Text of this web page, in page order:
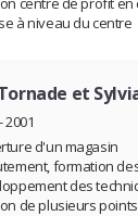
à niveau du centre
et
2001
d'un magasin
formation
des
de plusieurs